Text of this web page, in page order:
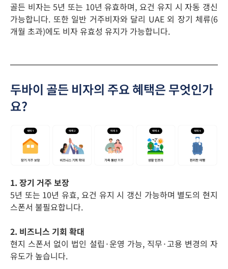
골든 비자는 5년 또는 10년 유효하며, 요건 유지 시 자동 갱신
가능합니다. 또한 일반 거주비자와 달리 UAE 외 장기 체류(6
개월 초과)에도 비자 유효성 유지가 가능합니다.
두바이 골든 비자의 주요 혜택은 무엇인가
요?
1. 장기 거주 보장
5년 또는 10년 유효, 요건 유지 시 갱신 가능하며 별도의 현지
스폰서 불필요합니다.
2. 비즈니스 기회 확대
현지 스폰서 없이 법인 설립·운영 가능, 직무·고용 변경의 자
유도가 높습니다.